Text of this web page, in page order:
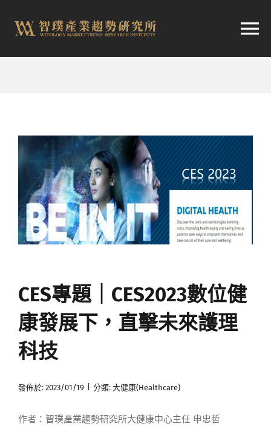
容
航
市場快訊
產業日報
媒體曝光
會員帳號
CES專題｜CES2023數位健
康發展下，直擊未來護理
科技
發佈於: 2023/01/19 分類: 大健康(Healthcare)
作者：智璞產業趨勢研究所大健康中心主任 申忠哲